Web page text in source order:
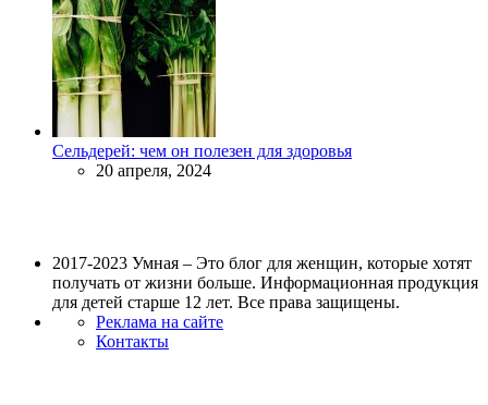
Сельдерей: чем он полезен для здоровья
20 апреля, 2024
2017-2023 Умная – Это блог для женщин, которые хотят
получать от жизни больше. Информационная продукция
для детей старше 12 лет. Все права защищены.
Реклама на сайте
Контакты